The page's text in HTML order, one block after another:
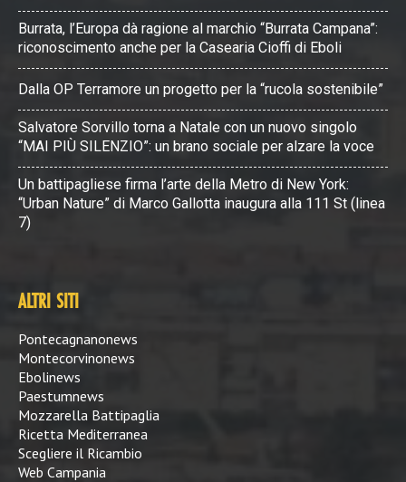
Burrata, l’Europa dà ragione al marchio “Burrata Campana”:
riconoscimento anche per la Casearia Cioffi di Eboli
Dalla OP Terramore un progetto per la “rucola sostenibile”
Salvatore Sorvillo torna a Natale con un nuovo singolo
“MAI PIÙ SILENZIO”: un brano sociale per alzare la voce
Un battipagliese firma l’arte della Metro di New York:
“Urban Nature” di Marco Gallotta inaugura alla 111 St (linea
7)
ALTRI SITI
Pontecagnanonews
Montecorvinonews
Ebolinews
Paestumnews
Mozzarella Battipaglia
Ricetta Mediterranea
Scegliere il Ricambio
Web Campania